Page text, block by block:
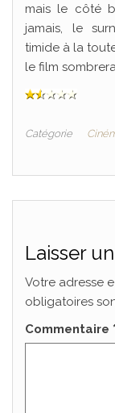
mais le côté
jamais, le
timide à la
le film
Catégorie
Laisser
Votre adresse
obligatoires
Commentaire